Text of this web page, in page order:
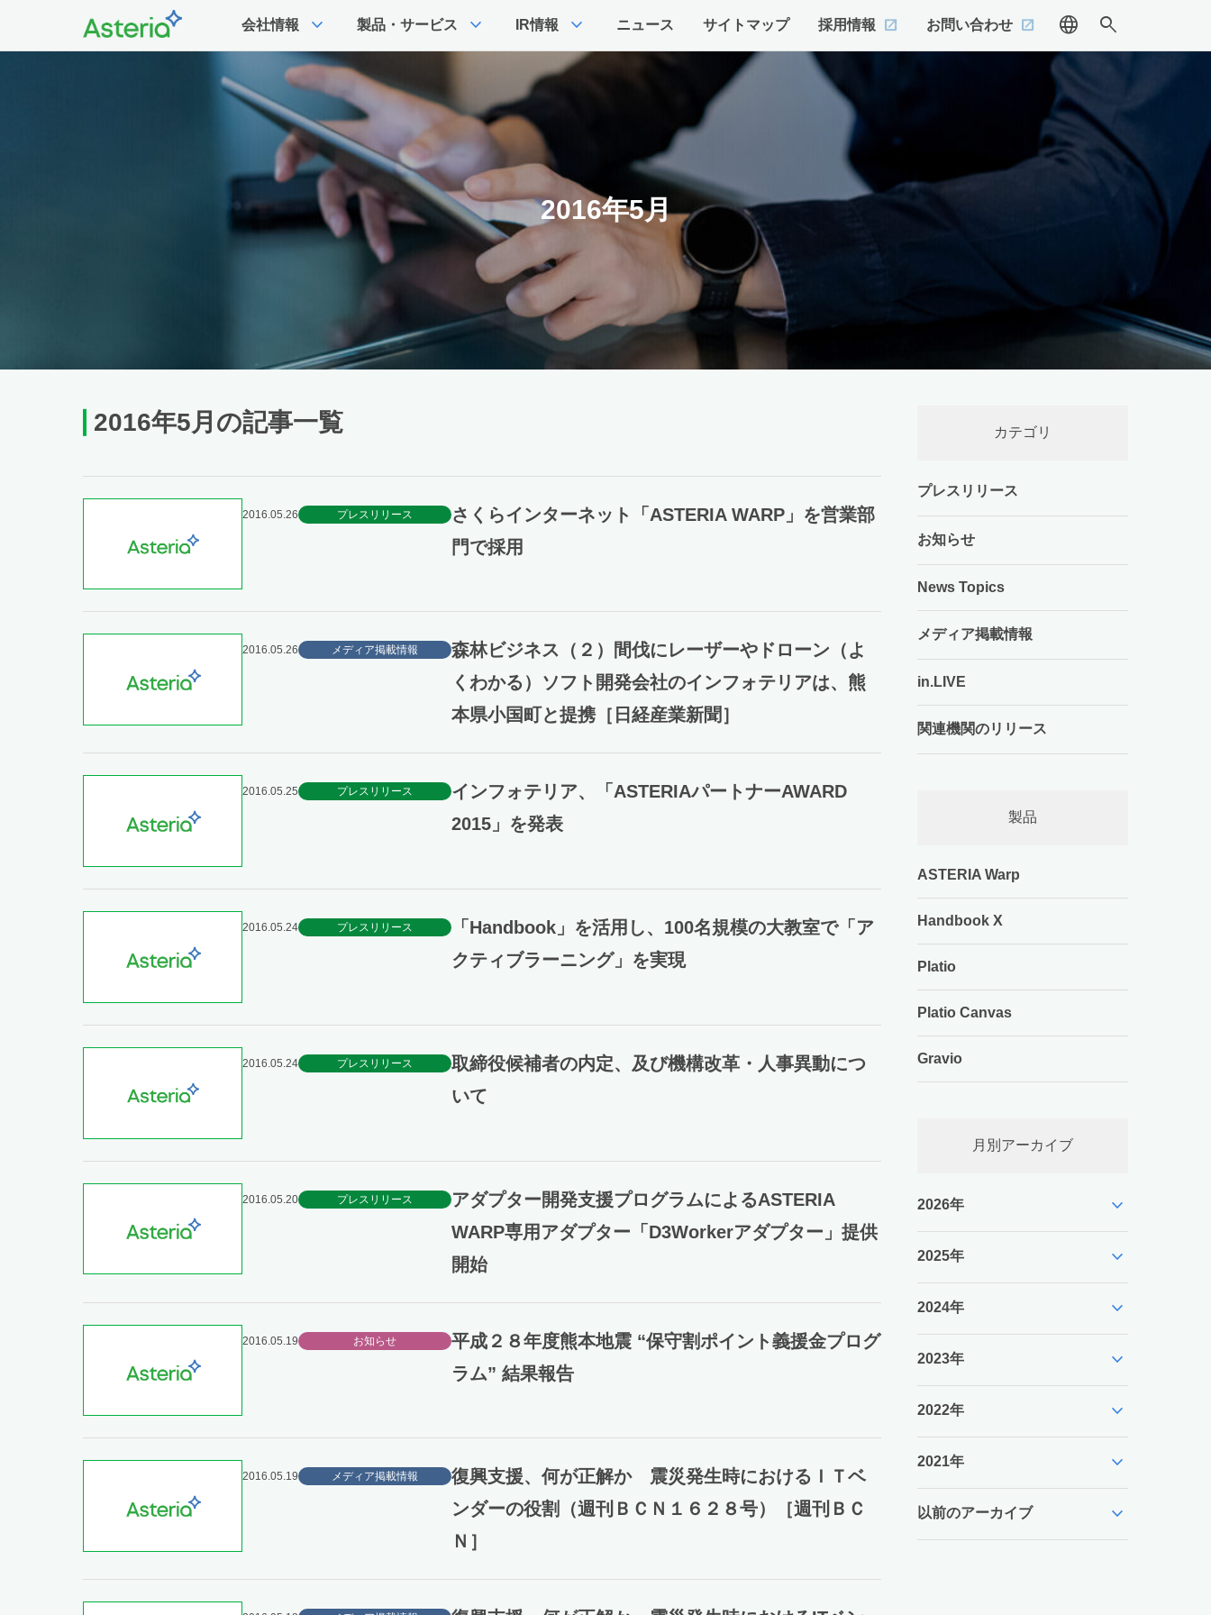
会社情報 expand_more 製品・サービス expand_more IR情報 expand_more ニュース サイトマップ 採用情報 お問い合わせ language search
2016年5月
2016年5月の記事一覧
2016.05.26 プレスリリース
さくらインターネット「ASTERIA WARP」を営業部
門で採用
2016.05.26 メディア掲載情報
森林ビジネス（２）間伐にレーザーやドローン（よ
くわかる）ソフト開発会社のインフォテリアは、熊
本県小国町と提携［日経産業新聞］
2016.05.25 プレスリリース
インフォテリア、「ASTERIAパートナーAWARD
2015」を発表
2016.05.24 プレスリリース
「Handbook」を活用し、100名規模の大教室で「ア
クティブラーニング」を実現
2016.05.24 プレスリリース
取締役候補者の内定、及び機構改革・人事異動につ
いて
2016.05.20 プレスリリース
アダプター開発支援プログラムによるASTERIA
WARP専用アダプター「D3Workerアダプター」提供
開始
2016.05.19 お知らせ
平成２８年度熊本地震 “保守割ポイント義援金プログ
ラム” 結果報告
2016.05.19 メディア掲載情報
復興支援、何が正解か 震災発生時におけるＩＴベ
ンダーの役割（週刊ＢＣＮ１６２８号）［週刊ＢＣ
Ｎ］
カテゴリ
プレスリリース
お知らせ
News Topics
メディア掲載情報
in.LIVE
関連機関のリリース
製品
ASTERIA Warp
Handbook X
Platio
Platio Canvas
Gravio
月別アーカイブ
2026年 expand_more
2025年 expand_more
2024年 expand_more
2023年 expand_more
2022年 expand_more
2021年 expand_more
以前のアーカイブ expand_more